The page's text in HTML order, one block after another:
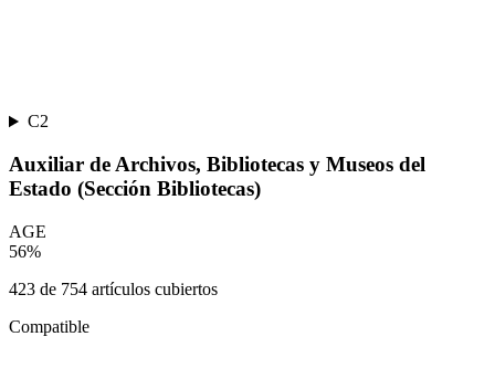
C2
Auxiliar de Archivos, Bibliotecas y Museos del
Estado (Sección Bibliotecas)
AGE
56%
423 de 754 artículos cubiertos
Compatible